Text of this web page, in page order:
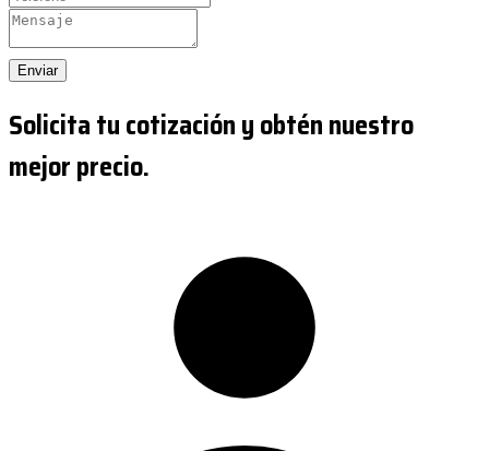
Enviar
Solicita tu cotización y obtén nuestro
mejor precio.